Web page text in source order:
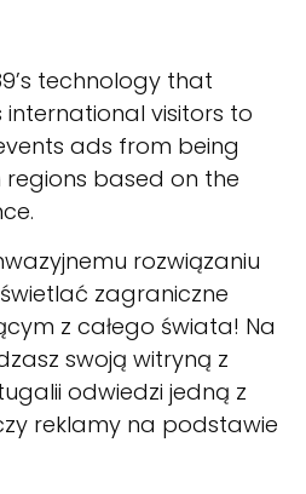
technology that
international visitors to
ads from being
based on the
rozwiązaniu
zagraniczne
z całego świata! Na
swoją witryną z
odwiedzi jedną z
reklamy na podstawie